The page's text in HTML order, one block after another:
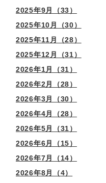
2025年9月（33）
2025年10月（30）
2025年11月（28）
2025年12月（31）
2026年1月（31）
2026年2月（28）
2026年3月（30）
2026年4月（28）
2026年5月（31）
2026年6月（15）
2026年7月（14）
2026年8月（4）